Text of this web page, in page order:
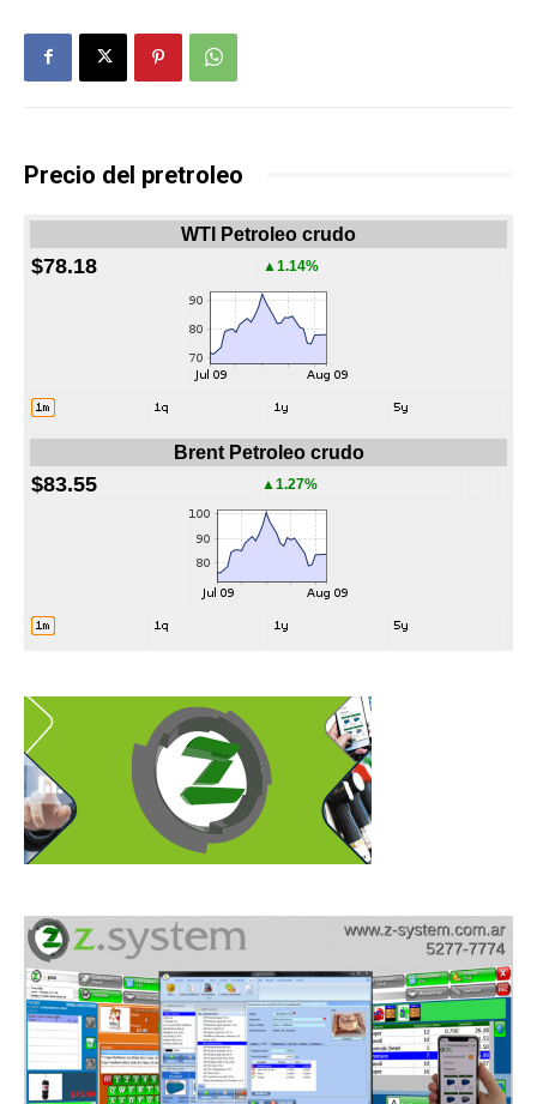
Precio del pretroleo
WTI Petroleo crudo
$78.18 ▲1.14%
Brent Petroleo crudo
$83.55 ▲1.27%